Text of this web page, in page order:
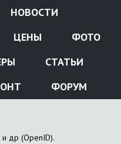
НОВОСТИ
ЦЕНЫ
ФОТО
СТАТЬИ
ФОРУМ
др (OpenID).